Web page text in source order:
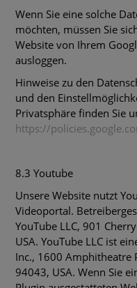
Wenn Sie eine solche
möchten, müssen Sie
Website von Ihrem
ausloggen.
Hinweise zu den
und den
Privatsphäre finden Sie
https://
8.3 Youtube
Unsere Website nutzt
Videoportal.
YouTube LLC, 901
USA. YouTube LLC ist
Inc., 1600 Amphitheatre
94043, USA. Wenn Sie